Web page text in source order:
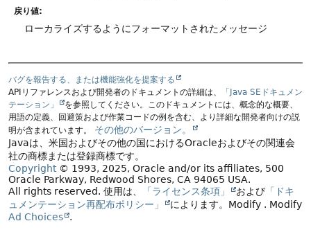
戻り値:
ローカライズするようにフォーマットされたメッセージ
バグを報告する、または機能強化を提案する
APIリファレンスおよび開発者のドキュメントの詳細は、
「Java SEドキュメン
テーション」
を参照してください。このドキュメントには、概念的な概要、
用語の定義、回避策および作業コードの例を含む、より詳細な開発者向けの説
明が含まれています。
その他のバージョン。
Javaは、米国およびその他の国におけるOracleおよびその関連会
社の商標または登録商標です。
Copyright© 1993, 2025, Oracle and/or its affiliates, 500
Oracle Parkway, Redwood Shores, CA 94065 USA.
All rights reserved. 使用は、 「ライセンス条項」 および 「ドキ
ュメンテーション再配布ポリシー」
によります。 Modify . Modify
Ad Choices
.